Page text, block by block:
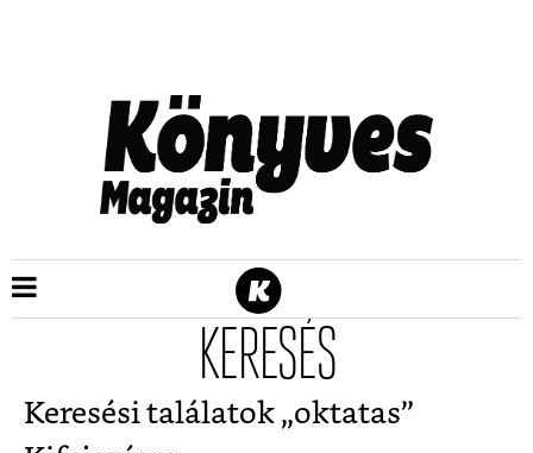
KERESÉS
Keresési találatok „oktatas”